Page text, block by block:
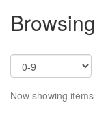
Now showing